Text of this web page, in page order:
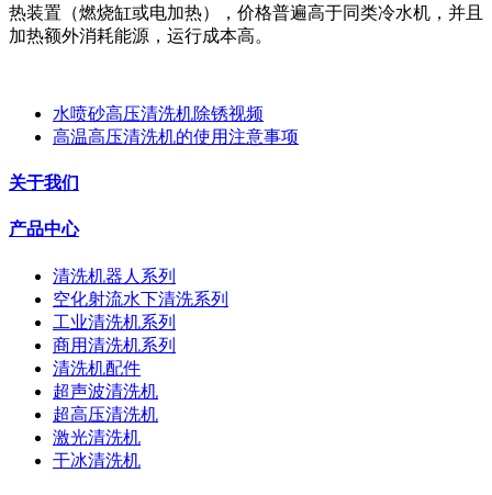
热装置（燃烧缸或电加热），价格普遍高于同类冷水机，并且
加热额外消耗能源，运行成本高。
水喷砂高压清洗机除锈视频
高温高压清洗机的使用注意事项
关于我们
产品中心
清洗机器人系列
空化射流水下清洗系列
工业清洗机系列
商用清洗机系列
清洗机配件
超声波清洗机
超高压清洗机
激光清洗机
干冰清洗机